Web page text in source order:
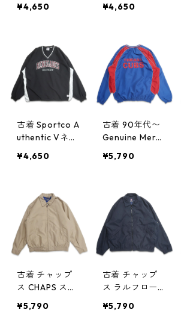
ブルゾン ベー
d409133n w60
417
¥4,650
アップジャケッ
記：L gd4091
32n w60417
¥4,650
古着 Sportco A
uthentic Vネッ
ャケット ウォ
ーバージャケッ
ト ポケット付
き ブラック 表
記：XL gd40
9112n w60416
¥4,650
古着 90年代〜
Genuine Merch
カゴ・カブス V
ット プルオー
バージャケット
表記：XL gd4
09065n w6041
1
¥5,790
古着 チャップ
ス CHAPS スウ
ジップアップジ
¥5,790
古着 チャップ
ス ラルフロー
LPH LAUREN ス
¥5,790